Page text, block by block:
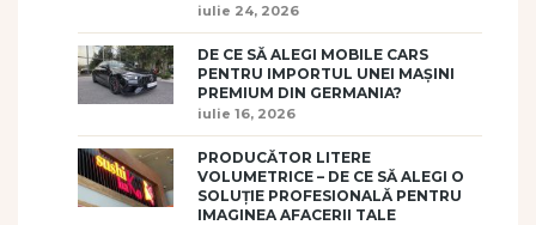
iulie 24, 2026
DE CE SĂ ALEGI MOBILE CARS
PENTRU IMPORTUL UNEI MAȘINI
PREMIUM DIN GERMANIA?
iulie 16, 2026
PRODUCĂTOR LITERE
VOLUMETRICE – DE CE SĂ ALEGI O
SOLUȚIE PROFESIONALĂ PENTRU
IMAGINEA AFACERII TALE